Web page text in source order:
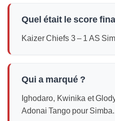
Quel était le score
Kaizer Chiefs 3 – 1 AS
Qui a marqué ?
Ighodaro, Kwinika et
Adonai Tango pour Simba.